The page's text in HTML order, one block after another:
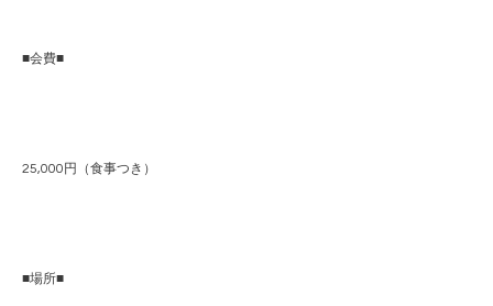
■会費■
25,000円（食事つき）
■場所■